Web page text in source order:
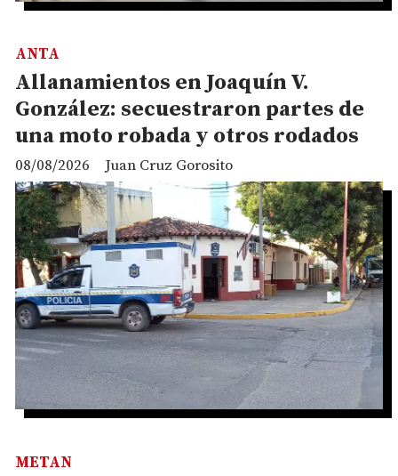
Allanamientos en Joaquín V.
González: secuestraron partes de
una moto robada y otros rodados
Juan Cruz Gorosito
ANTA
08/08/2026
METAN